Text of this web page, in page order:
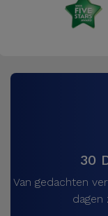
30
Van gedachten